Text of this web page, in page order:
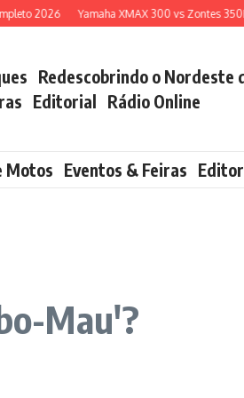
2026 Yamaha XMAX 300 vs Zontes 350E:
Redescobrindo o Nordeste
Editorial Rádio Online
Motos Eventos & Feiras
Mau'?